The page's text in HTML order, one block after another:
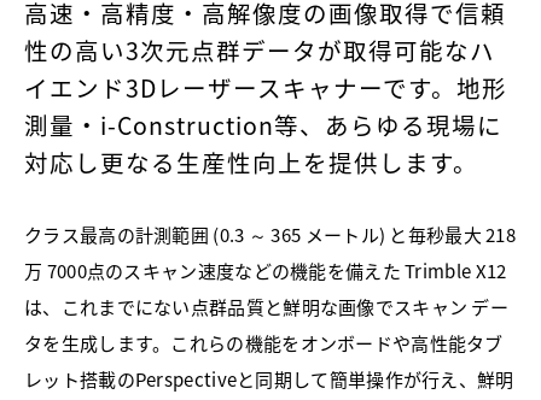
高速・高精度・高解像度の画像取得で信頼
性の高い3次元点群データが取得可能なハ
イエンド3Dレーザースキャナーです。地形
測量・i-Construction等、あらゆる現場に
対応し更なる生産性向上を提供します。
クラス最高の計測範囲 (0.3 ～ 365 メートル) と毎秒最大 218
万 7000点のスキャン速度などの機能を備えた Trimble X12
は、これまでにない点群品質と鮮明な画像でスキャン デー
タを生成します。これらの機能をオンボードや高性能タブ
レット搭載のPerspectiveと同期して簡単操作が行え、鮮明